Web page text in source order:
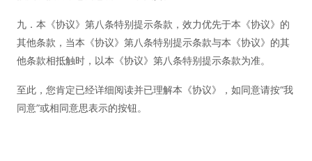
九．本《协议》第八条特别提示条款，效力优先于本《协议》的
其他条款，当本《协议》第八条特别提示条款与本《协议》的其
他条款相抵触时，以本《协议》第八条特别提示条款为准。
至此，您肯定已经详细阅读并已理解本《协议》，如同意请按“我
同意”或相同意思表示的按钮。